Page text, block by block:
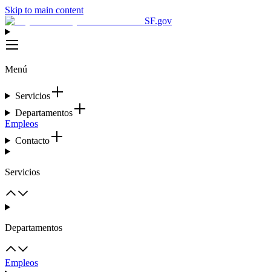
Skip to main content
SF.gov
Menú
Servicios
Departamentos
Empleos
Contacto
Servicios
Departamentos
Empleos